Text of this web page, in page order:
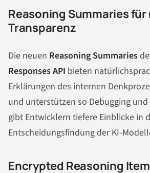
Reasoning Summaries für
Transparenz
Die neuen Reasoning Summaries
Responses API bieten
Erklärungen des internen
und unterstützen so Debugging und
gibt Entwicklern tiefere Einblicke in
Entscheidungsfindung der KI-
Encrypted Reasoning